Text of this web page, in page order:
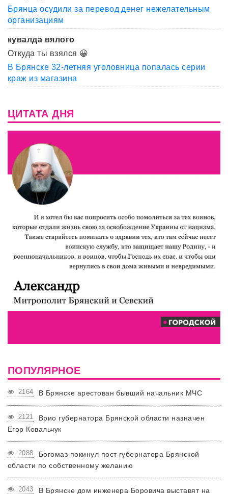
Брянца осудили за перевод денег нежелательным
организациям
кувалда вялого
Откуда ты взялся 😀
В Брянске 32-летняя уголовница попалась серии
краж из магазина
ЦИТАТА ДНЯ
ПОПУЛЯРНОЕ
2164 В Брянске арестован бывший начальник МЧС
2121
Врио губернатора Брянской области назначен
Егор Ковальчук
2088
Богомаз покинул пост губернатора Брянской
области по собственному желанию
2043
В Брянске дом инженера Боровича выставят на